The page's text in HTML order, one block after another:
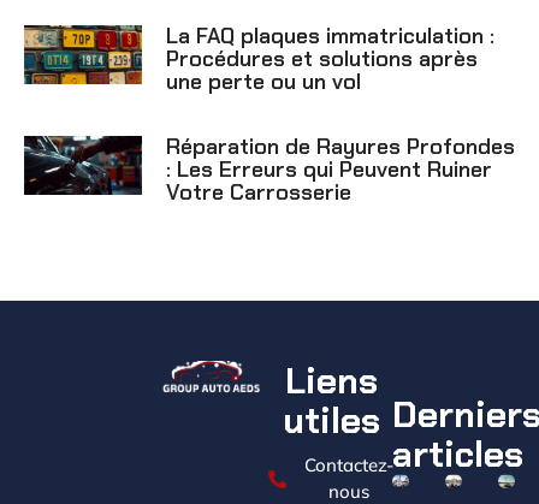
La FAQ plaques immatriculation :
Procédures et solutions après
une perte ou un vol
Réparation de Rayures Profondes
: Les Erreurs qui Peuvent Ruiner
Votre Carrosserie
Liens
utiles
Contactez-
nous
articles